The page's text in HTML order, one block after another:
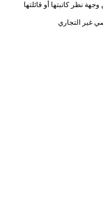
نظر كاتبتها أو قائلتها
غير التجاري